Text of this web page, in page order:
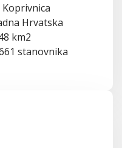
Hrvatska
km2
stanovnika